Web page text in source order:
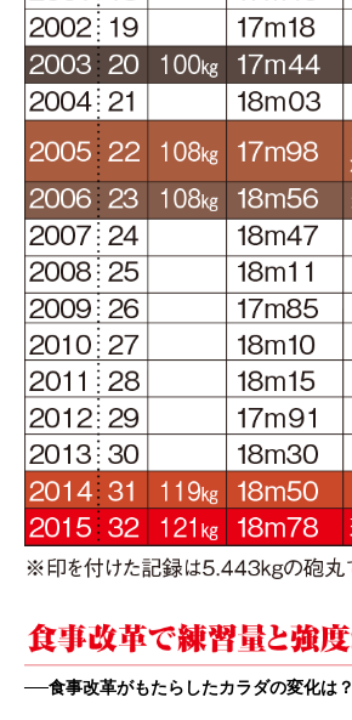
──食事改革がもたらしたカラダの変化は？